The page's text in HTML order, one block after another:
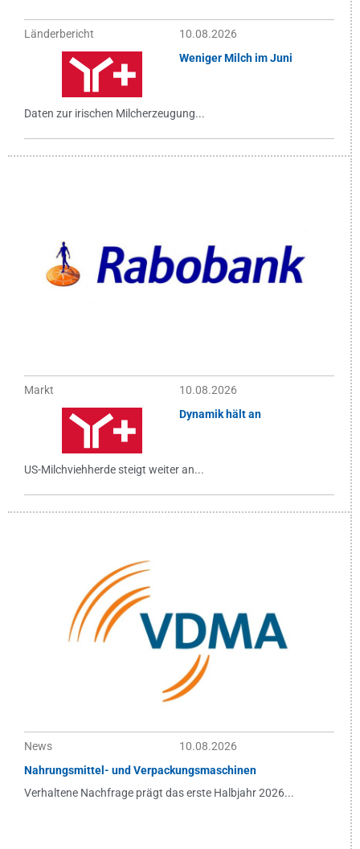
Länderbericht
10.08.2026
Weniger Milch im Juni
Daten zur irischen Milcherzeugung...
Markt
10.08.2026
Dynamik hält an
US-Milchviehherde steigt weiter an...
News
10.08.2026
Nahrungsmittel- und Verpackungsmaschinen
Verhaltene Nachfrage prägt das erste Halbjahr 2026...